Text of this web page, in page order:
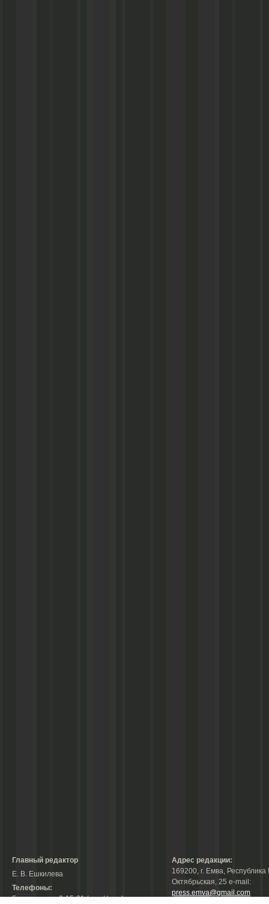
Главный редактор
Е. В. Ешкилева
Телефоны:
Гл. редактор: 2-15-31 (тел./факс);
Адрес редакции:
169200, г. Емва, Республика
Октябрьская, 25 е-mail:
press.emva@gmail.com